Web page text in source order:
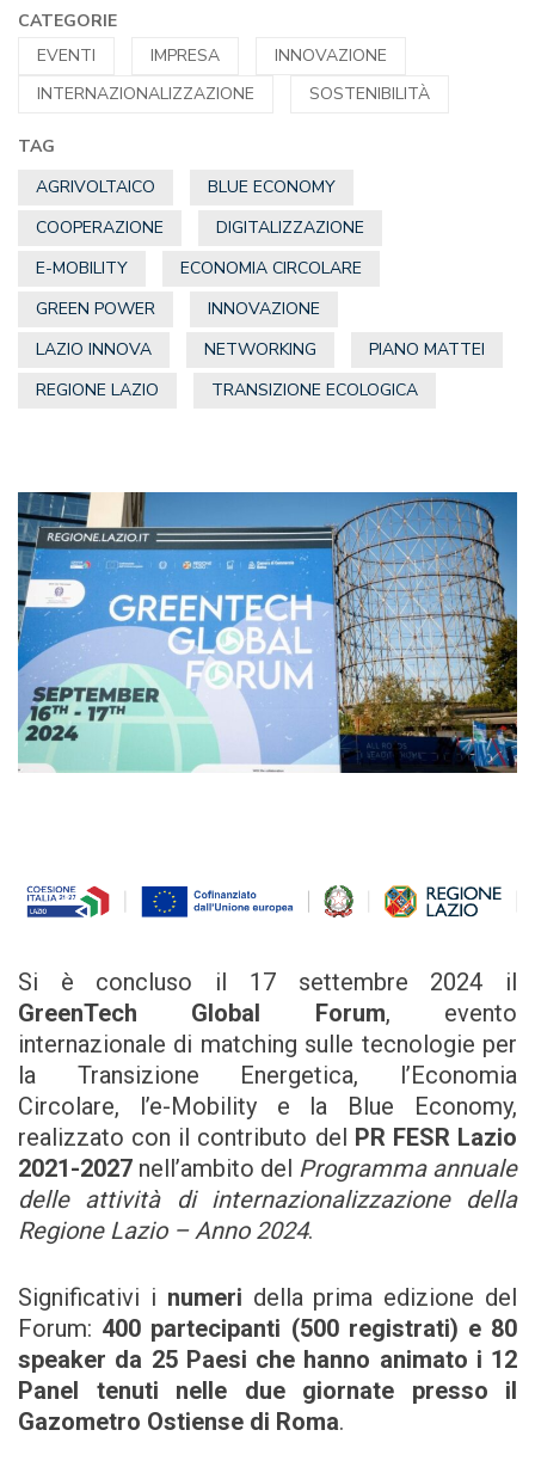
CATEGORIE
EVENTI
IMPRESA
INNOVAZIONE
INTERNAZIONALIZZAZIONE
SOSTENIBILITÀ
TAG
AGRIVOLTAICO
BLUE ECONOMY
COOPERAZIONE
DIGITALIZZAZIONE
E-MOBILITY
ECONOMIA CIRCOLARE
GREEN POWER
INNOVAZIONE
LAZIO INNOVA
NETWORKING
PIANO MATTEI
REGIONE LAZIO
TRANSIZIONE ECOLOGICA
Si è concluso il 17 settembre 2024 il
GreenTech Global Forum, evento
internazionale di matching sulle tecnologie per
la Transizione Energetica, l’Economia
Circolare, l’e-Mobility e la Blue Economy,
realizzato con il contributo del PR FESR Lazio
2021-2027 nell’ambito del Programma annuale
delle attività di internazionalizzazione della
Regione Lazio – Anno 2024.
Significativi i numeri della prima edizione del
Forum: 400 partecipanti (500 registrati) e 80
speaker da 25 Paesi che hanno animato i 12
Panel tenuti nelle due giornate presso il
Gazometro Ostiense di Roma.